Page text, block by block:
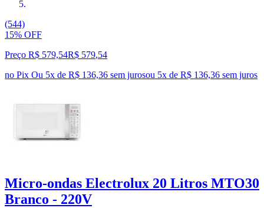
(544)
15% OFF
Preço R$ 579,54R$ 579,54
no Pix Ou 5x de R$ 136,36 sem jurosou 5x de R$ 136,36 sem juros
Micro-ondas Electrolux 20 Litros MTO30
Branco - 220V